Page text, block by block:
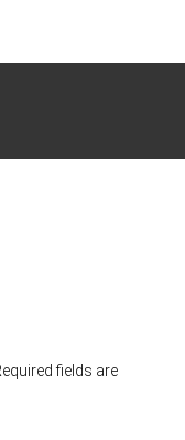
fields are